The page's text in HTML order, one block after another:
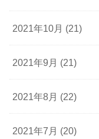
2021年10月 (21)
2021年9月 (21)
2021年8月 (22)
2021年7月 (20)